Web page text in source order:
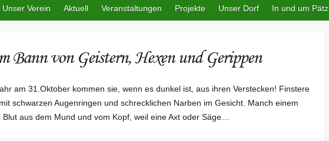
Unser Verein Aktuell Veranstaltungen Projekte Unser Dorf In und um Pätz
Bann von Geistern, Hexen und Gerippen
am 31.Oktober kommen sie, wenn es dunkel ist, aus ihren Verstecken! Finstere
schwarzen Augenringen und schrecklichen Narben im Gesicht. Manch einem
Blut aus dem Mund und vom Kopf, weil eine Axt oder Säge…